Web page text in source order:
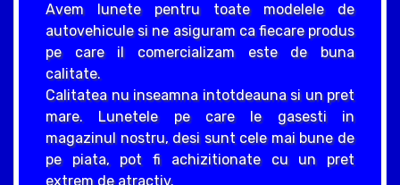
Avem lunete pentru toate modelele de
autovehicule si ne asiguram ca fiecare produs
pe care il comercializam este de buna
calitate.
Calitatea nu inseamna intotdeauna si un pret
mare. Lunetele pe care le gasesti in
magazinul nostru, desi sunt cele mai bune de
pe piata, pot fi achizitionate cu un pret
extrem de atractiv.